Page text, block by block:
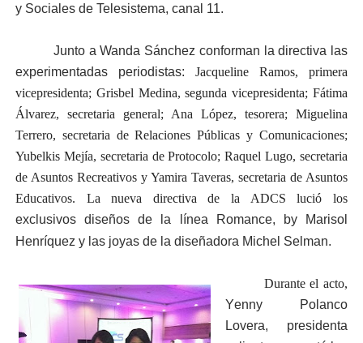
y Sociales de Telesistema, canal 11.
Junto a Wanda Sánchez conforman la directiva las
experimentadas periodistas: Jacqueline Ramos, primera
vicepresidenta; Grisbel Medina, segunda vicepresidenta; Fátima
Álvarez, secretaria general; Ana López, tesorera; Miguelina
Terrero, secretaria de Relaciones Públicas y Comunicaciones;
Yubelkis Mejía, secretaria de Protocolo; Raquel Lugo, secretaria
de Asuntos Recreativos y Yamira Taveras, secretaria de Asuntos
Educativos. La nueva directiva de la ADCS lució los
exclusivos diseños de la línea Romance, by Marisol
Henríquez y las joyas de la diseñadora Michel Selman.
Durante el acto,
Yenny Polanco
Lovera, presidenta